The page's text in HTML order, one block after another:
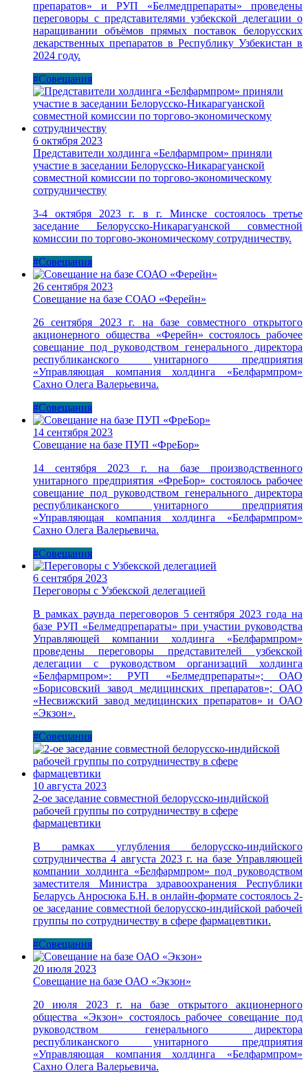
препаратов» и РУП «Белмедпрепараты» проведены
переговоры с представителями узбекской делегации о
наращивании объёмов прямых поставок белорусских
лекарственных препаратов в Республику Узбекистан в
2024 году.
#Совещания
6 октября 2023
Представители холдинга «Белфармпром» приняли
участие в заседании Белорусско-Никарагуанской
совместной комиссии по торгово-экономическому
сотрудничеству
3-4 октября 2023 г. в г. Минске состоялось третье
заседание Белорусско-Никарагуанской совместной
комиссии по торгово-экономическому сотрудничеству.
#Совещания
26 сентября 2023
Совещание на базе СОАО «Ферейн»
26 сентября 2023 г. на базе совместного открытого
акционерного общества «Ферейн» состоялось рабочее
совещание под руководством генерального директора
республиканского унитарного предприятия
«Управляющая компания холдинга «Белфармпром»
Сахно Олега Валерьевича.
#Совещания
14 сентября 2023
Совещание на базе ПУП «ФреБор»
14 сентября 2023 г. на базе производственного
унитарного предприятия «ФреБор» состоялось рабочее
совещание под руководством генерального директора
республиканского унитарного предприятия
«Управляющая компания холдинга «Белфармпром»
Сахно Олега Валерьевича.
#Совещания
6 сентября 2023
Переговоры с Узбекской делегацией
В рамках раунда переговоров 5 сентября 2023 года на
базе РУП «Белмедпрепараты» при участии руководства
Управляющей компании холдинга «Белфармпром»
проведены переговоры представителей узбекской
делегации с руководством организаций холдинга
«Белфармпром»: РУП «Белмедпрепараты»; ОАО
«Борисовский завод медицинских препаратов»; ОАО
«Несвижский завод медицинских препаратов» и ОАО
«Экзон».
#Совещания
10 августа 2023
2-ое заседание совместной белорусско-индийской
рабочей группы по сотрудничеству в сфере
фармацевтики
В рамках углубления белорусско-индийского
сотрудничества 4 августа 2023 г. на базе Управляющей
компании холдинга «Белфармпром» под руководством
заместителя Министра здравоохранения Республики
Беларусь Анросюка Б.Н. в онлайн-формате состоялось 2-
ое заседание совместной белорусско-индийской рабочей
группы по сотрудничеству в сфере фармацевтики.
#Совещания
20 июля 2023
Совещание на базе ОАО «Экзон»
20 июля 2023 г. на базе открытого акционерного
общества «Экзон» состоялось рабочее совещание под
руководством генерального директора
республиканского унитарного предприятия
«Управляющая компания холдинга «Белфармпром»
Сахно Олега Валерьевича.